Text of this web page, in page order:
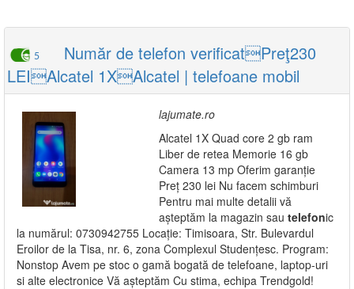
5
Număr de telefon verificatPreţ230
LEIAlcatel 1XAlcatel | telefoane mobil
lajumate.ro
Alcatel 1X Quad core 2 gb ram
Liber de retea Memorie 16 gb
Camera 13 mp Oferim garanție
Preț 230 lei Nu facem schimburi
Pentru mai multe detalii vă
așteptăm la magazin sau telefonic
la numărul: 0730942755 Locație: Timisoara, Str. Bulevardul
Eroilor de la Tisa, nr. 6, zona Complexul Studențesc. Program:
Nonstop Avem pe stoc o gamă bogată de telefoane, laptop-uri
si alte electronice Vă așteptăm Cu stima, echipa Trendgold!